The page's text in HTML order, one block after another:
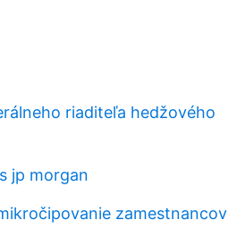
riaditeľa hedžového
jp morgan
zamestnancov